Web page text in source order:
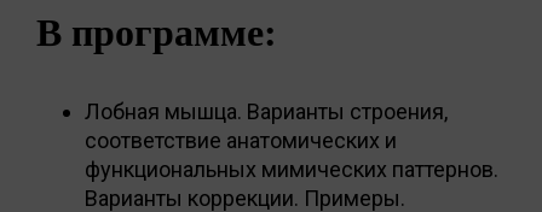
В программе:
Лобная мышца. Варианты строения,
соответствие анатомических и
функциональных мимических паттернов.
Варианты коррекции. Примеры.